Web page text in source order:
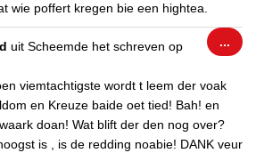
wie poffert kregen bie een hightea.
uit Scheemde het schreven op
viemtachtigste wordt t leem der voak
en Kreuze baide oet tied! Bah! en
doan! Wat blift der den nog over?
is , is de redding noabie! DANK veur
...